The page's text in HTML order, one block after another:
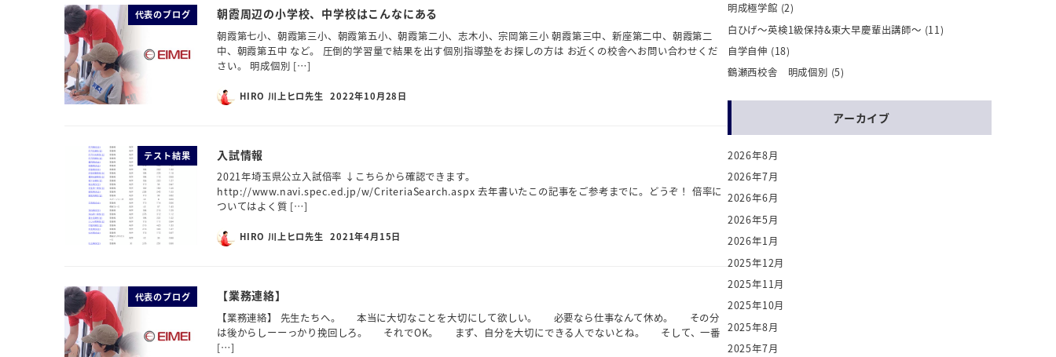
代表のブログ 朝霞周辺の小学校、中学校はこんなにある
朝霞第七小、朝霞第三小、朝霞第五小、朝霞第二小、志木小、宗岡第三小 朝霞第三中、新座第二中、朝霞第二
中、朝霞第五中 など。 圧倒的学習量で結果を出す個別指導塾をお探しの方は お近くの校舎へお問い合わせくだ
さい。 明成個別 […]
HIRO 川上ヒロ先生 2022年10月28日
テスト結果 入試情報
2021年埼玉県公立入試倍率 ↓こちらから確認できます。
http://www.navi.spec.ed.jp/w/CriteriaSearch.aspx 去年書いたこの記事をご参考までに。どうぞ！ 倍率に
ついてはよく質 […]
HIRO 川上ヒロ先生 2021年4月15日
代表のブログ 【業務連絡】
【業務連絡】 先生たちへ。 本当に大切なことを大切にして欲しい。 必要なら仕事なんて休め。 その分
は後からしーーっかり挽回しろ。 それでOK。 まず、自分を大切にできる人でないとね。 そして、一番
[…]
明成極学館 (2)
白ひげ～英検1級保持&東大早慶輩出講師～ (11)
自学自伸 (18)
鶴瀬西校舎 明成個別 (5)
アーカイブ
2026年8月
2026年7月
2026年6月
2026年5月
2026年1月
2025年12月
2025年11月
2025年10月
2025年8月
2025年7月